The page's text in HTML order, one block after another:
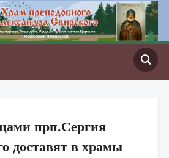
прп.Сергия
доставят в храмы